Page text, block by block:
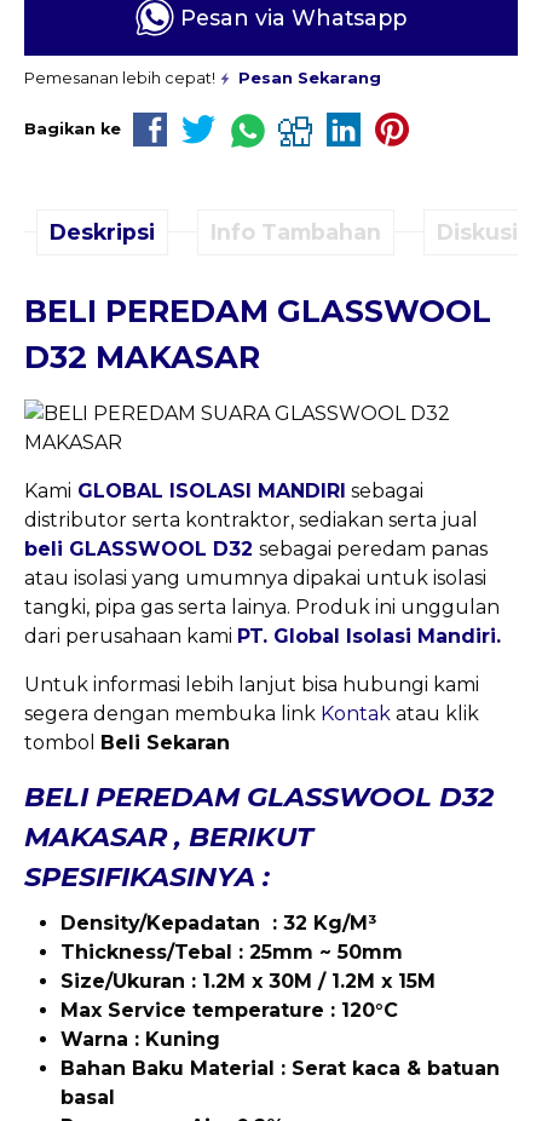
Pesan via Whatsapp
Pemesanan lebih cepat! Pesan Sekarang
Bagikan ke
Deskripsi Info Tambahan Diskusi
BELI PEREDAM GLASSWOOL
D32 MAKASAR
Kami GLOBAL ISOLASI MANDIRI sebagai
distributor serta kontraktor, sediakan serta jual
beli GLASSWOOL D32 sebagai peredam panas
atau isolasi yang umumnya dipakai untuk isolasi
tangki, pipa gas serta lainya. Produk ini unggulan
dari perusahaan kami PT. Global Isolasi Mandiri.
Untuk informasi lebih lanjut bisa hubungi kami
segera dengan membuka link Kontak atau klik
tombol Beli Sekaran
BELI PEREDAM GLASSWOOL D32
MAKASAR , BERIKUT
SPESIFIKASINYA :
Density/Kepadatan : 32 Kg/M³
Thickness/Tebal : 25mm ~ 50mm
Size/Ukuran : 1.2M x 30M / 1.2M x 15M
Max Service temperature : 120°C
Warna : Kuning
Bahan Baku Material : Serat kaca & batuan
basal